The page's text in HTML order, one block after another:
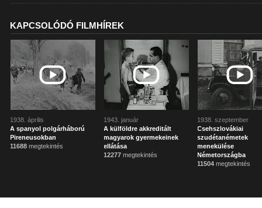
KAPCSOLÓDÓ FILMHÍREK
1938. április
A spanyol polgárháború
Pireneusokban
11688 megtekintés
1943. január
A külföldre akkreditált
magyarok gyermekeinek
ellátása
12277 megtekintés
1938. szeptember
Csehszlovákiai
szudétanémetek
menekülése
Németországba
11504 megtekintés